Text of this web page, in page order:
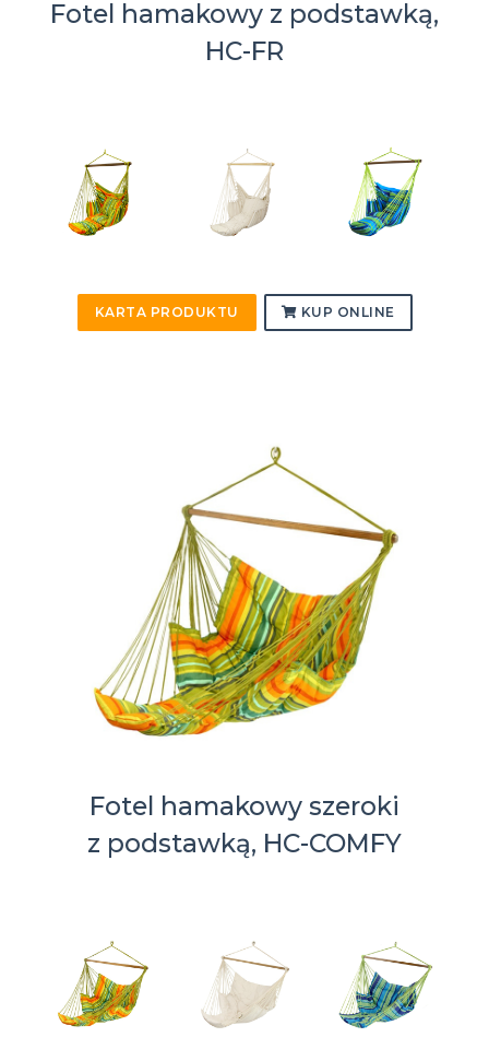
Fotel hamakowy z podstawką,
HC-FR
KARTA PRODUKTU KUP ONLINE
Fotel hamakowy szeroki
z podstawką, HC-COMFY